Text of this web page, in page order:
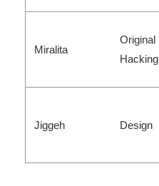
Miralita
Original
Hacking
Jiggeh Design